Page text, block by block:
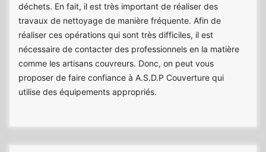
déchets. En fait, il est très important de réaliser des
travaux de nettoyage de manière fréquente. Afin de
réaliser ces opérations qui sont très difficiles, il est
nécessaire de contacter des professionnels en la matière
comme les artisans couvreurs. Donc, on peut vous
proposer de faire confiance à A.S.D.P Couverture qui
utilise des équipements appropriés.